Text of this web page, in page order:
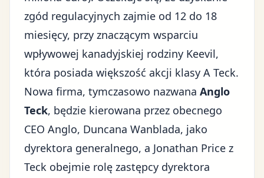
zgód regulacyjnych zajmie od 12 do 18
miesięcy, przy znaczącym wsparciu
wpływowej kanadyjskiej rodziny Keevil,
która posiada większość akcji klasy A Teck.
Nowa firma, tymczasowo nazwana Anglo
Teck, będzie kierowana przez obecnego
CEO Anglo, Duncana Wanblada, jako
dyrektora generalnego, a Jonathan Price z
Teck obejmie rolę zastępcy dyrektora